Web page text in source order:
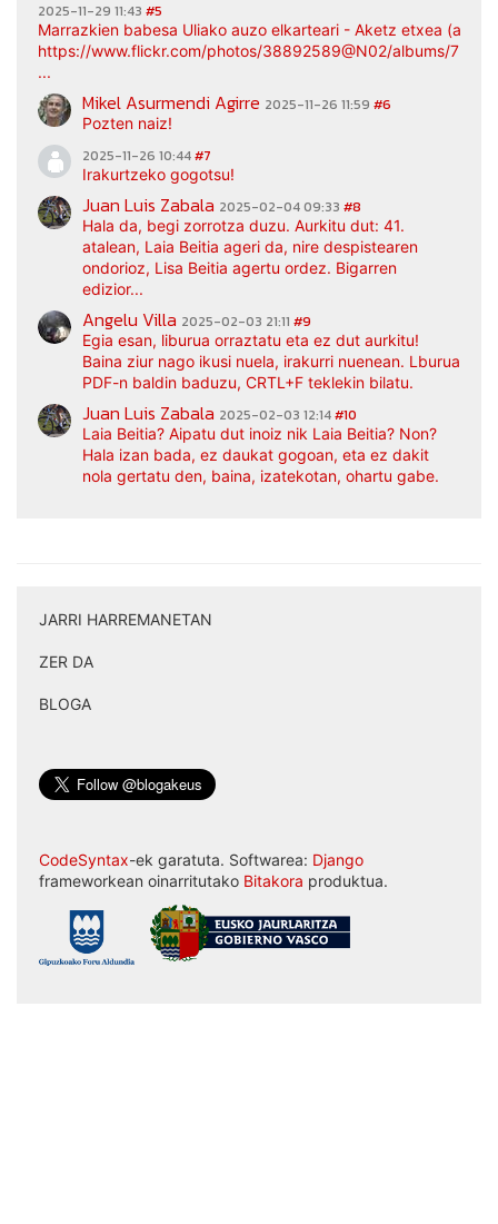
2025-11-29 11:43 #5
Marrazkien babesa Uliako auzo elkarteari - Aketz etxea
https://www.flickr.com/photos/38892589@N02/albums/
...
Mikel Asurmendi Agirre 2025-11-26 11:59 #6
Pozten naiz!
2025-11-26 10:44#7
Irakurtzeko gogotsu!
Juan Luis Zabala 2025-02-04 09:33 #8
Hala da, begi zorrotza duzu. Aurkitu dut: 41.
atalean, Laia Beitia ageri da, nire despistearen
ondorioz, Lisa Beitia agertu ordez. Bigarren
edizior...
Angelu Villa 2025-02-03 21:11 #9
Egia esan, liburua orraztatu eta ez dut aurkitu!
Baina ziur nago ikusi nuela, irakurri nuenean. Lburua
PDF-n baldin baduzu, CRTL+F teklekin bilatu.
Juan Luis Zabala 2025-02-03 12:14#10
Laia Beitia? Aipatu dut inoiz nik Laia Beitia? Non?
Hala izan bada, ez daukat gogoan, eta ez dakit
nola gertatu den, baina, izatekotan, ohartu gabe.
JARRI HARREMANETAN
ZER DA
BLOGA
CodeSyntax-ek garatuta. Softwarea: Django
frameworkean oinarritutako Bitakora produktua.